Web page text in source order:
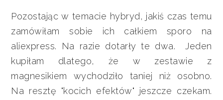
Pozostając w temacie hybryd, jakiś czas temu
zamówiłam sobie ich całkiem sporo na
aliexpress. Na razie dotarły te dwa. Jeden
kupiłam dlatego, że w zestawie z
magnesikiem wychodziło taniej niż osobno.
Na resztę "kocich efektów" jeszcze czekam.